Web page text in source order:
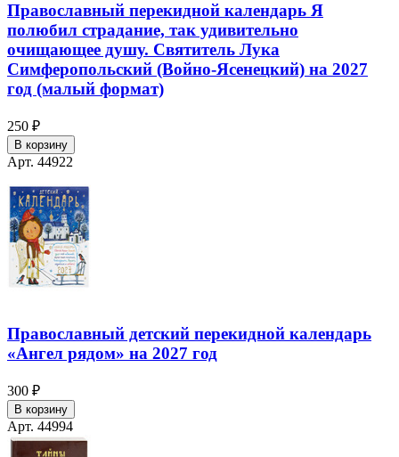
Православный перекидной календарь Я
полюбил страдание, так удивительно
очищающее душу. Святитель Лука
Симферопольский (Войно-Ясенецкий) на 2027
год (малый формат)
250 ₽
В корзину
Арт. 44922
Православный детский перекидной календарь
«Ангел рядом» на 2027 год
300 ₽
В корзину
Арт. 44994